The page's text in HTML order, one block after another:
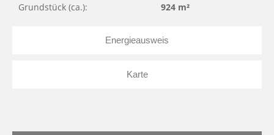
Energieausweis
Karte
Grundstück (ca.):
924 m²